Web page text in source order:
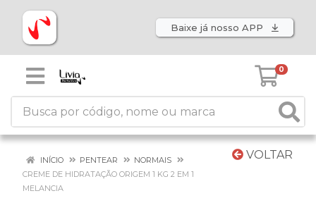
Baixe já nosso APP
0
VOLTAR
INÍCIO PENTEAR
NORMAIS
CREME DE HIDRATAÇÃO ORIGEM 1 KG 2 EM 1
MELANCIA